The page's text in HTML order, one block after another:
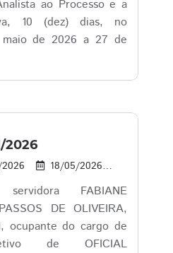
ao Processo e a
10 (dez) dias, no
de 2026 a 27 de
2026
18/05/2026
FABIANE
DE OLIVEIRA,
ocupante do cargo de
de OFICIAL